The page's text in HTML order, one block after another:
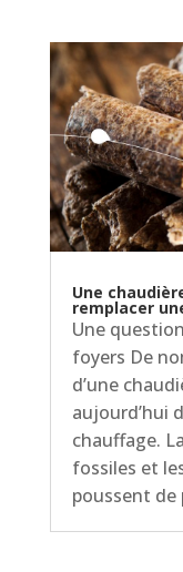
Une
remplacer
Une
foyers De
d’une
aujourd’hui
chauffage.
fossiles et
poussent de